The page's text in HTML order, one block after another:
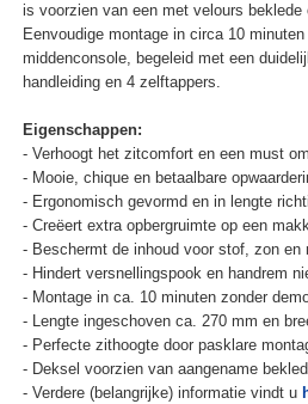
is voorzien van een met velours beklede
Eenvoudige montage in circa 10
middenconsole, begeleid met een
handleiding en 4 zelftappers.
Eigenschappen:
- Verhoogt het zitcomfort en een must
- Mooie, chique en betaalbare
- Ergonomisch gevormd en in lengte
- Creëert extra opbergruimte op een
- Beschermt de inhoud voor stof, zon en
- Hindert versnellingspook en handrem
- Montage in ca. 10 minuten zonder
- Lengte ingeschoven ca. 270 mm en
- Perfecte zithoogte door pasklare
- Deksel voorzien van aangename
- Verdere (belangrijke) informatie vindt u